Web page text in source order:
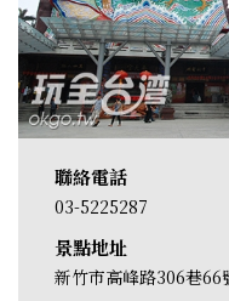
聯絡電話
03-5225287
景點地址
新竹市高峰路306巷66